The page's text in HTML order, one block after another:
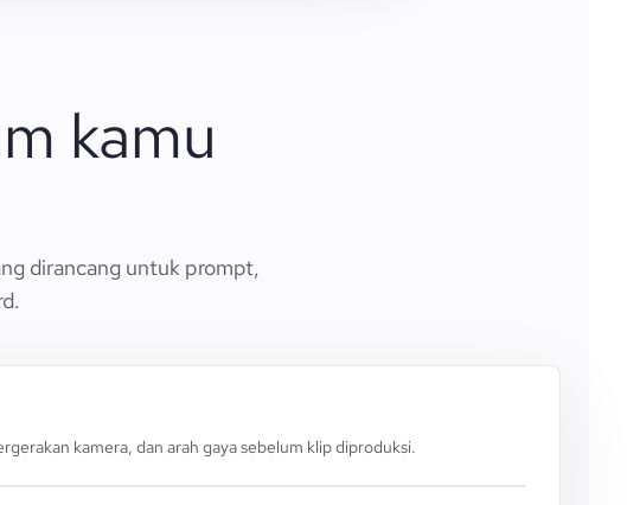
kamu
dirancang untuk prompt,
kamera, dan arah gaya sebelum klip diproduksi.